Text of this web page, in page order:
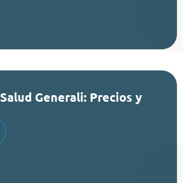
Generali: Precios y